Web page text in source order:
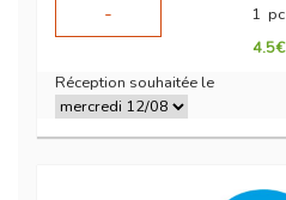
-
1 pc
4.5€
Réception souhaitée le